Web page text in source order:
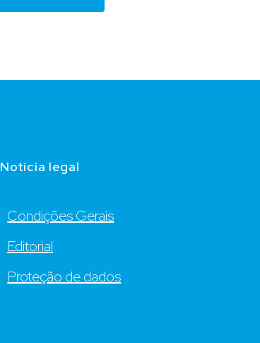
Notícia legal
Condições Gerais
Editorial
Proteção de dados